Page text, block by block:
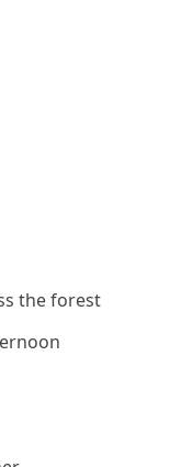
the forest